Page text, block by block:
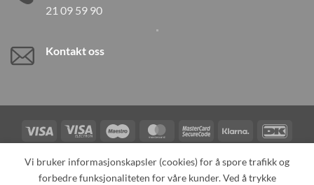
21 09 59 90
Kontakt oss
Visa
Visa
Electron
Maestro MasterCardMasterCard
2
Klarna
Card
TILBAKEKALLINGER KONTAKT OSS OM OSS
Vi bruker informasjonskapsler (cookies) for å spore trafikk og
forbedre funksjonaliteten for våre kunder. Ved å trykke